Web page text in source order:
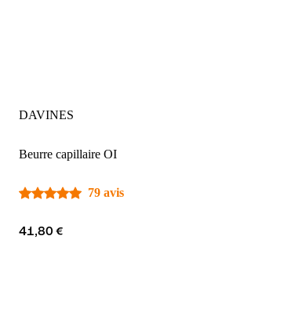
DAVINES
Beurre capillaire OI
79 avis
41,80 €